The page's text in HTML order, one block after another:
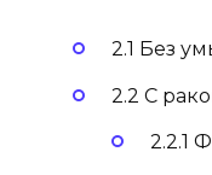
2.1 Без
2.2 С
2.2.1